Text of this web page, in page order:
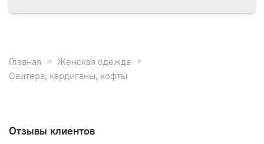
Главная
Женская одежда
Свитера, кардиганы, кофты
Отзывы клиентов